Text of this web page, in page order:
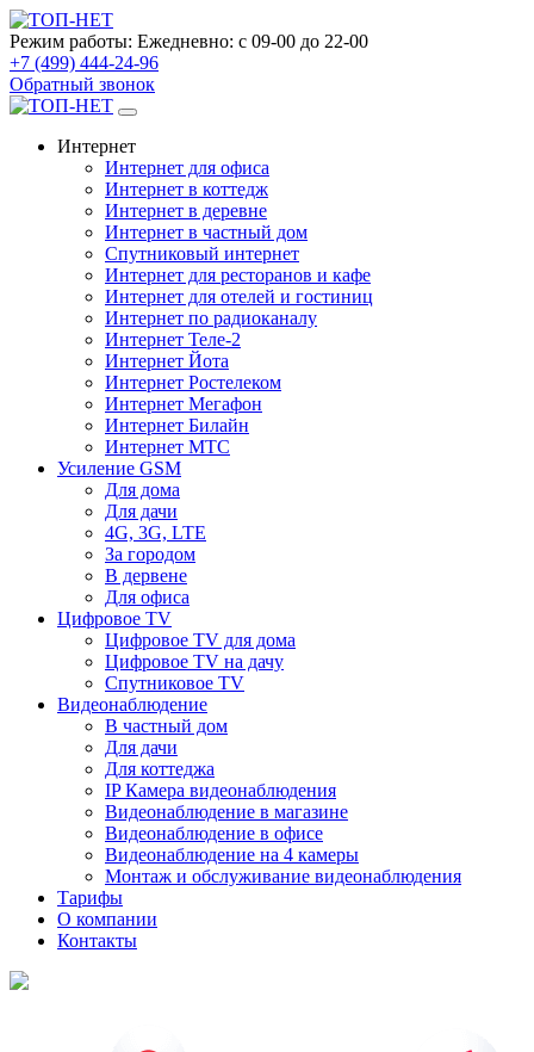
Режим работы: Ежедневно: с 09-00 до 22-00
+7 (499) 444-24-96
Обратный звонок
Интернет
Интернет для офиса
Интернет в коттедж
Интернет в деревне
Интернет в частный дом
Спутниковый интернет
Интернет для ресторанов и кафе
Интернет для отелей и гостиниц
Интернет по радиоканалу
Интернет Теле-2
Интернет Йота
Интернет Ростелеком
Интернет Мегафон
Интернет Билайн
Интернет МТС
Усиление GSM
Для дома
Для дачи
4G, 3G, LTE
За городом
В дервене
Для офиса
Цифровое TV
Цифровое TV для дома
Цифровое TV на дачу
Спутниковое TV
Видеонаблюдение
В частный дом
Для дачи
Для коттеджа
IP Камера видеонаблюдения
Видеонаблюдение в магазине
Видеонаблюдение в офисе
Видеонаблюдение на 4 камеры
Монтаж и обслуживание видеонаблюдения
Тарифы
О компании
Контакты